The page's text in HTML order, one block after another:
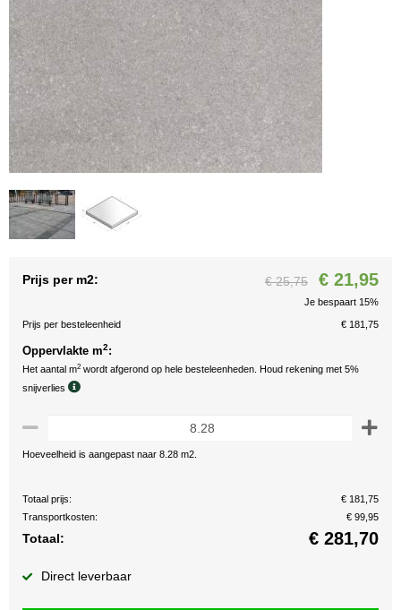
Prijs per m2: € 25,75 € 21,95
Je bespaart 15%
Prijs per besteleenheid € 181,75
Oppervlakte m2:
Het aantal m2 wordt afgerond op hele besteleenheden. Houd rekening met 5%
snijverlies
Hoeveelheid is aangepast naar 8.28 m2.
Totaal prijs:
€ 181,75
Transportkosten:
€ 99,95
Totaal: € 281,70
Direct leverbaar